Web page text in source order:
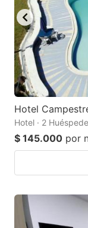
Hotel
Hotel · 2
$ 145.000 por